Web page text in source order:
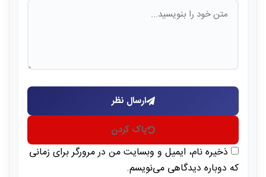
ارسال نظر
پاک کردن
ذخیره نام، ایمیل و وبسایت من در مرورگر برای زمانی
که دوباره دیدگاهی می‌نویسم.